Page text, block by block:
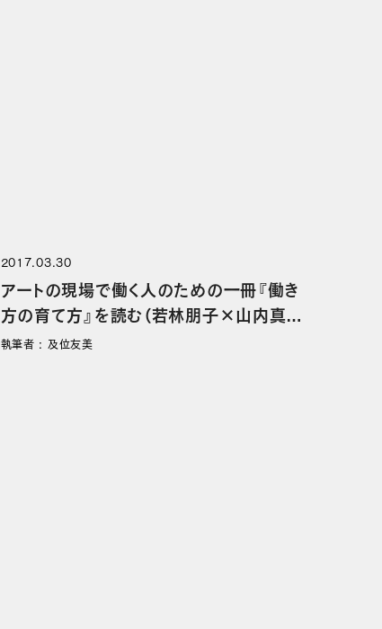
2017.03.30
アートの現場で働く人のための一冊『働き
方の育て方』を読む（若林朋子×山内真理
×帆足亜紀×菊池宏子）
執筆者 : 及位友美